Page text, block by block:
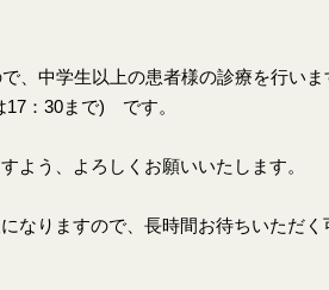
中学生以上の患者様の診療を行いま
：30まで) です。
よう、よろしくお願いいたします。
なりますので、長時間お待ちいただく